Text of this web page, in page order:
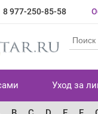
8 977-250-85-58
Уход за